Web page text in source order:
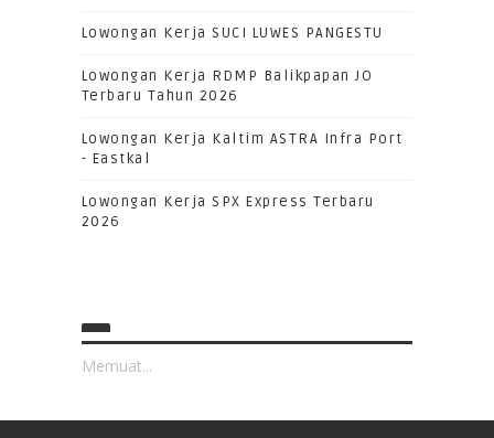
Lowongan Kerja SUCI LUWES PANGESTU
Lowongan Kerja RDMP Balikpapan JO
Terbaru Tahun 2026
Lowongan Kerja Kaltim ASTRA Infra Port
- Eastkal
Lowongan Kerja SPX Express Terbaru
2026
Memuat...